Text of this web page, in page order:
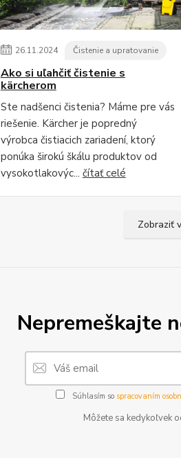
26.11.2024 Čistenie a upratovanie
Ako si uľahčiť čistenie s
kärcherom
Ste nadšenci čistenia? Máme pre vás
riešenie. Kärcher je popredný
výrobca čistiacich zariadení, ktorý
ponúka širokú škálu produktov od
vysokotlakovýc... čítať celé
Zobraziť
Nepremeškajte
Súhlasím so spracovaním
Môžete sa kedykoľvek